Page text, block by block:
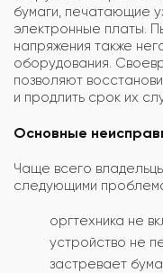
бумаги, печатающие
электронные платы.
напряжения также
оборудования.
позволяют
и продлить срок их
Основные
Чаще всего
следующими
оргтехника не
устройство не
застревает